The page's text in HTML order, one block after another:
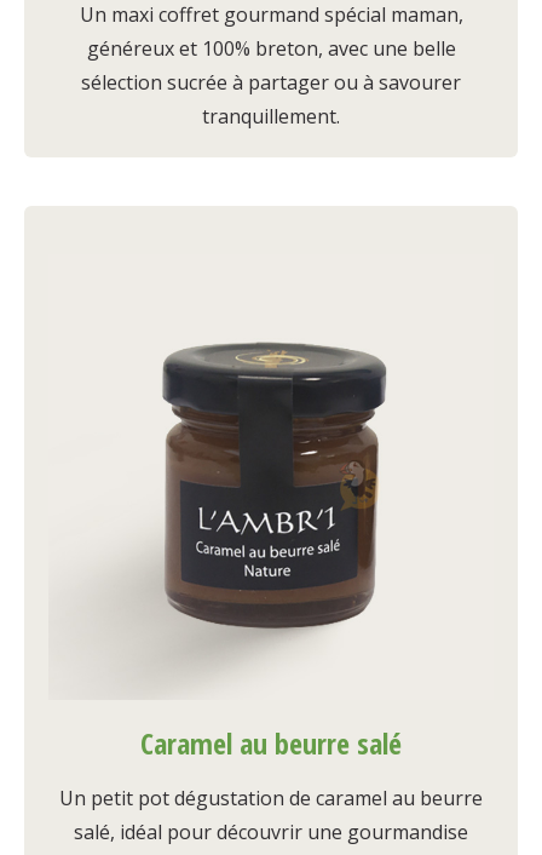
Un maxi coffret gourmand spécial maman,
généreux et 100% breton, avec une belle
sélection sucrée à partager ou à savourer
tranquillement.
Caramel au beurre salé
Un petit pot dégustation de caramel au beurre
salé, idéal pour découvrir une gourmandise